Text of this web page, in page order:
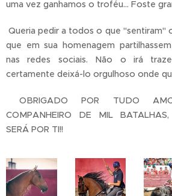
uma vez ganhamos o troféu... Foste
Queria pedir a todos o que
que em sua homenagem
nas redes sociais. Não o irá
certamente deixá-lo orgulhoso onde
OBRIGADO POR TUDO
COMPANHEIRO DE MIL
SERÁ POR TI!!